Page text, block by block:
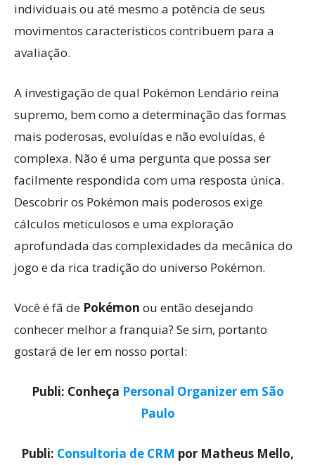
individuais ou até mesmo a potência de seus
movimentos característicos contribuem para a
avaliação.
A investigação de qual Pokémon Lendário reina
supremo, bem como a determinação das formas
mais poderosas, evoluídas e não evoluídas, é
complexa. Não é uma pergunta que possa ser
facilmente respondida com uma resposta única.
Descobrir os Pokémon mais poderosos exige
cálculos meticulosos e uma exploração
aprofundada das complexidades da mecânica do
jogo e da rica tradição do universo Pokémon.
Você é fã de Pokémon ou então desejando
conhecer melhor a franquia? Se sim, portanto
gostará de ler em nosso portal:
Publi: Conheça Personal Organizer em São
Paulo
Publi: Consultoria de CRM por Matheus Mello,